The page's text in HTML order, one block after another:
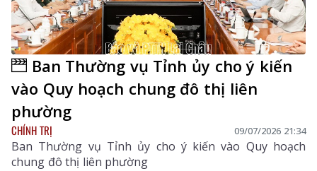
Ban Thường vụ Tỉnh ủy cho ý kiến
vào Quy hoạch chung đô thị liên
phường
CHÍNH TRỊ 09/07/2026 21:34
Ban Thường vụ Tỉnh ủy cho ý kiến vào Quy hoạch
chung đô thị liên phường